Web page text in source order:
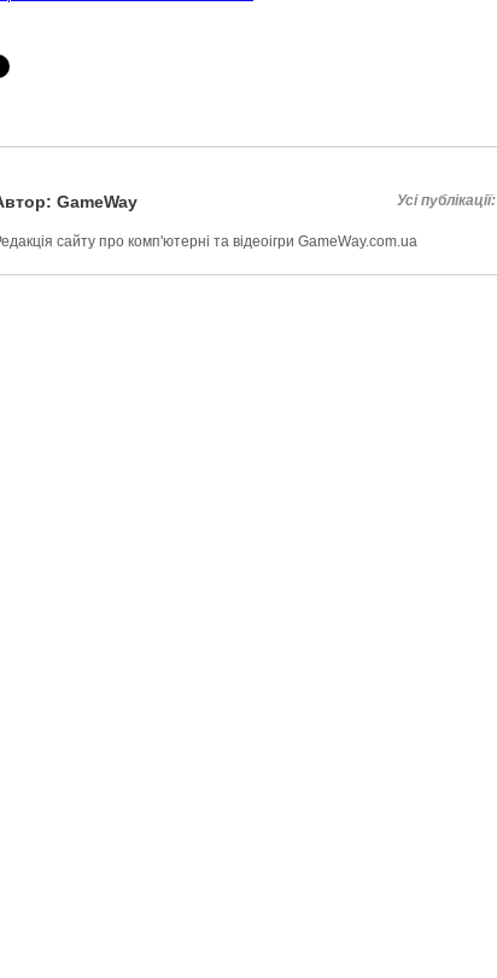
GameWay Усі публікації:
сайту про комп'ютерні та відеоігри GameWay.com.ua